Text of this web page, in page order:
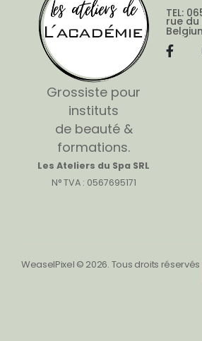
Grossiste pour
instituts
de beauté &
formations.
Les Ateliers du Spa SRL
N° TVA : 0567695171
TEL:
rue du
WeaselPixel © 2026. Tous droits réservés